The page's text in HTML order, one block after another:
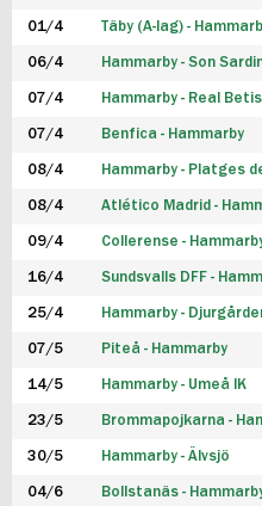
FUTSAL DAM
01/4 Täby (A-lag) -
06/4 Hammarby - Son
07/4 Hammarby - Real Betis
07/4 Benfica - Hammarby
08/4 Hammarby - Platges
08/4 Atlético Madrid -
09/4 Collerense -
16/4 Sundsvalls DFF -
25/4 Hammarby -
07/5 Piteå - Hammarby
14/5 Hammarby - Umeå IK
23/5 Brommapojkarna -
30/5 Hammarby - Älvsjö
04/6 Bollstanäs -